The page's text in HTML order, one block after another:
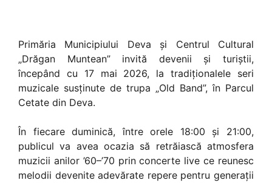
Primăria Municipiului Deva și Centrul Cultural
„Drăgan Muntean” invită devenii și turiștii,
începând cu 17 mai 2026, la tradiționalele seri
muzicale susținute de trupa „Old Band”, în Parcul
Cetate din Deva.
În fiecare duminică, între orele 18:00 și 21:00,
publicul va avea ocazia să retrăiască atmosfera
muzicii anilor ’60–’70 prin concerte live ce reunesc
melodii devenite adevărate repere pentru generații